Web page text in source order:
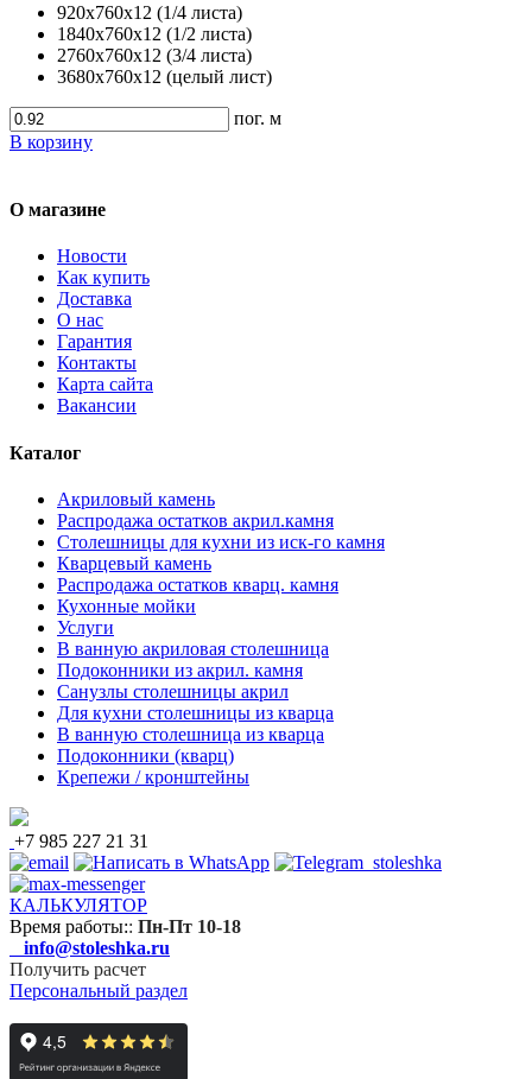
920х760х12 (1/4 листа)
1840х760х12 (1/2 листа)
2760х760х12 (3/4 листа)
3680х760х12 (целый лист)
пог. м
В корзину
О магазине
Новости
Как купить
Доставка
О нас
Гарантия
Контакты
Карта сайта
Вакансии
Каталог
Акриловый камень
Распродажа остатков акрил.камня
Столешницы для кухни из иск-го камня
Кварцевый камень
Распродажа остатков кварц. камня
Кухонные мойки
Услуги
В ванную акриловая столешница
Подоконники из акрил. камня
Санузлы столешницы акрил
Для кухни столешницы из кварца
В ванную столешница из кварца
Подоконники (кварц)
Крепежи / кронштейны
+7 985 227 21 31
КАЛЬКУЛЯТОР
Время работы:: Пн-Пт 10-18
info@stoleshka.ru
Получить расчет
Персональный раздел